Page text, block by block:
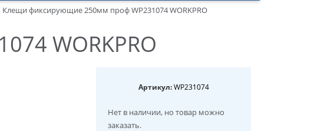
Клещи фиксирующие 250мм проф WP231074 WORKPRO
WORKPRO
Артикул:WP231074
Нет в наличии, но товар можно
заказать.